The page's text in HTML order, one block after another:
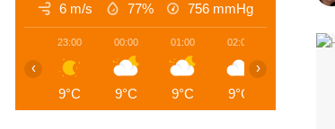
6 m/s 77% 756 mmHg
23:00
9°C
00:00
9°C
01:00
9°C
02:00
9°C
‹ ›